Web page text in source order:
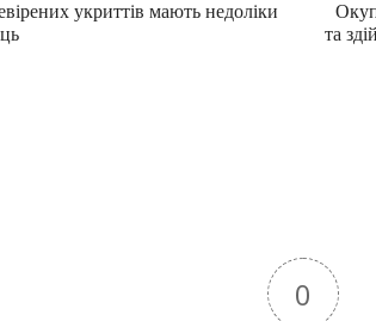
укриттів мають недоліки
та
0